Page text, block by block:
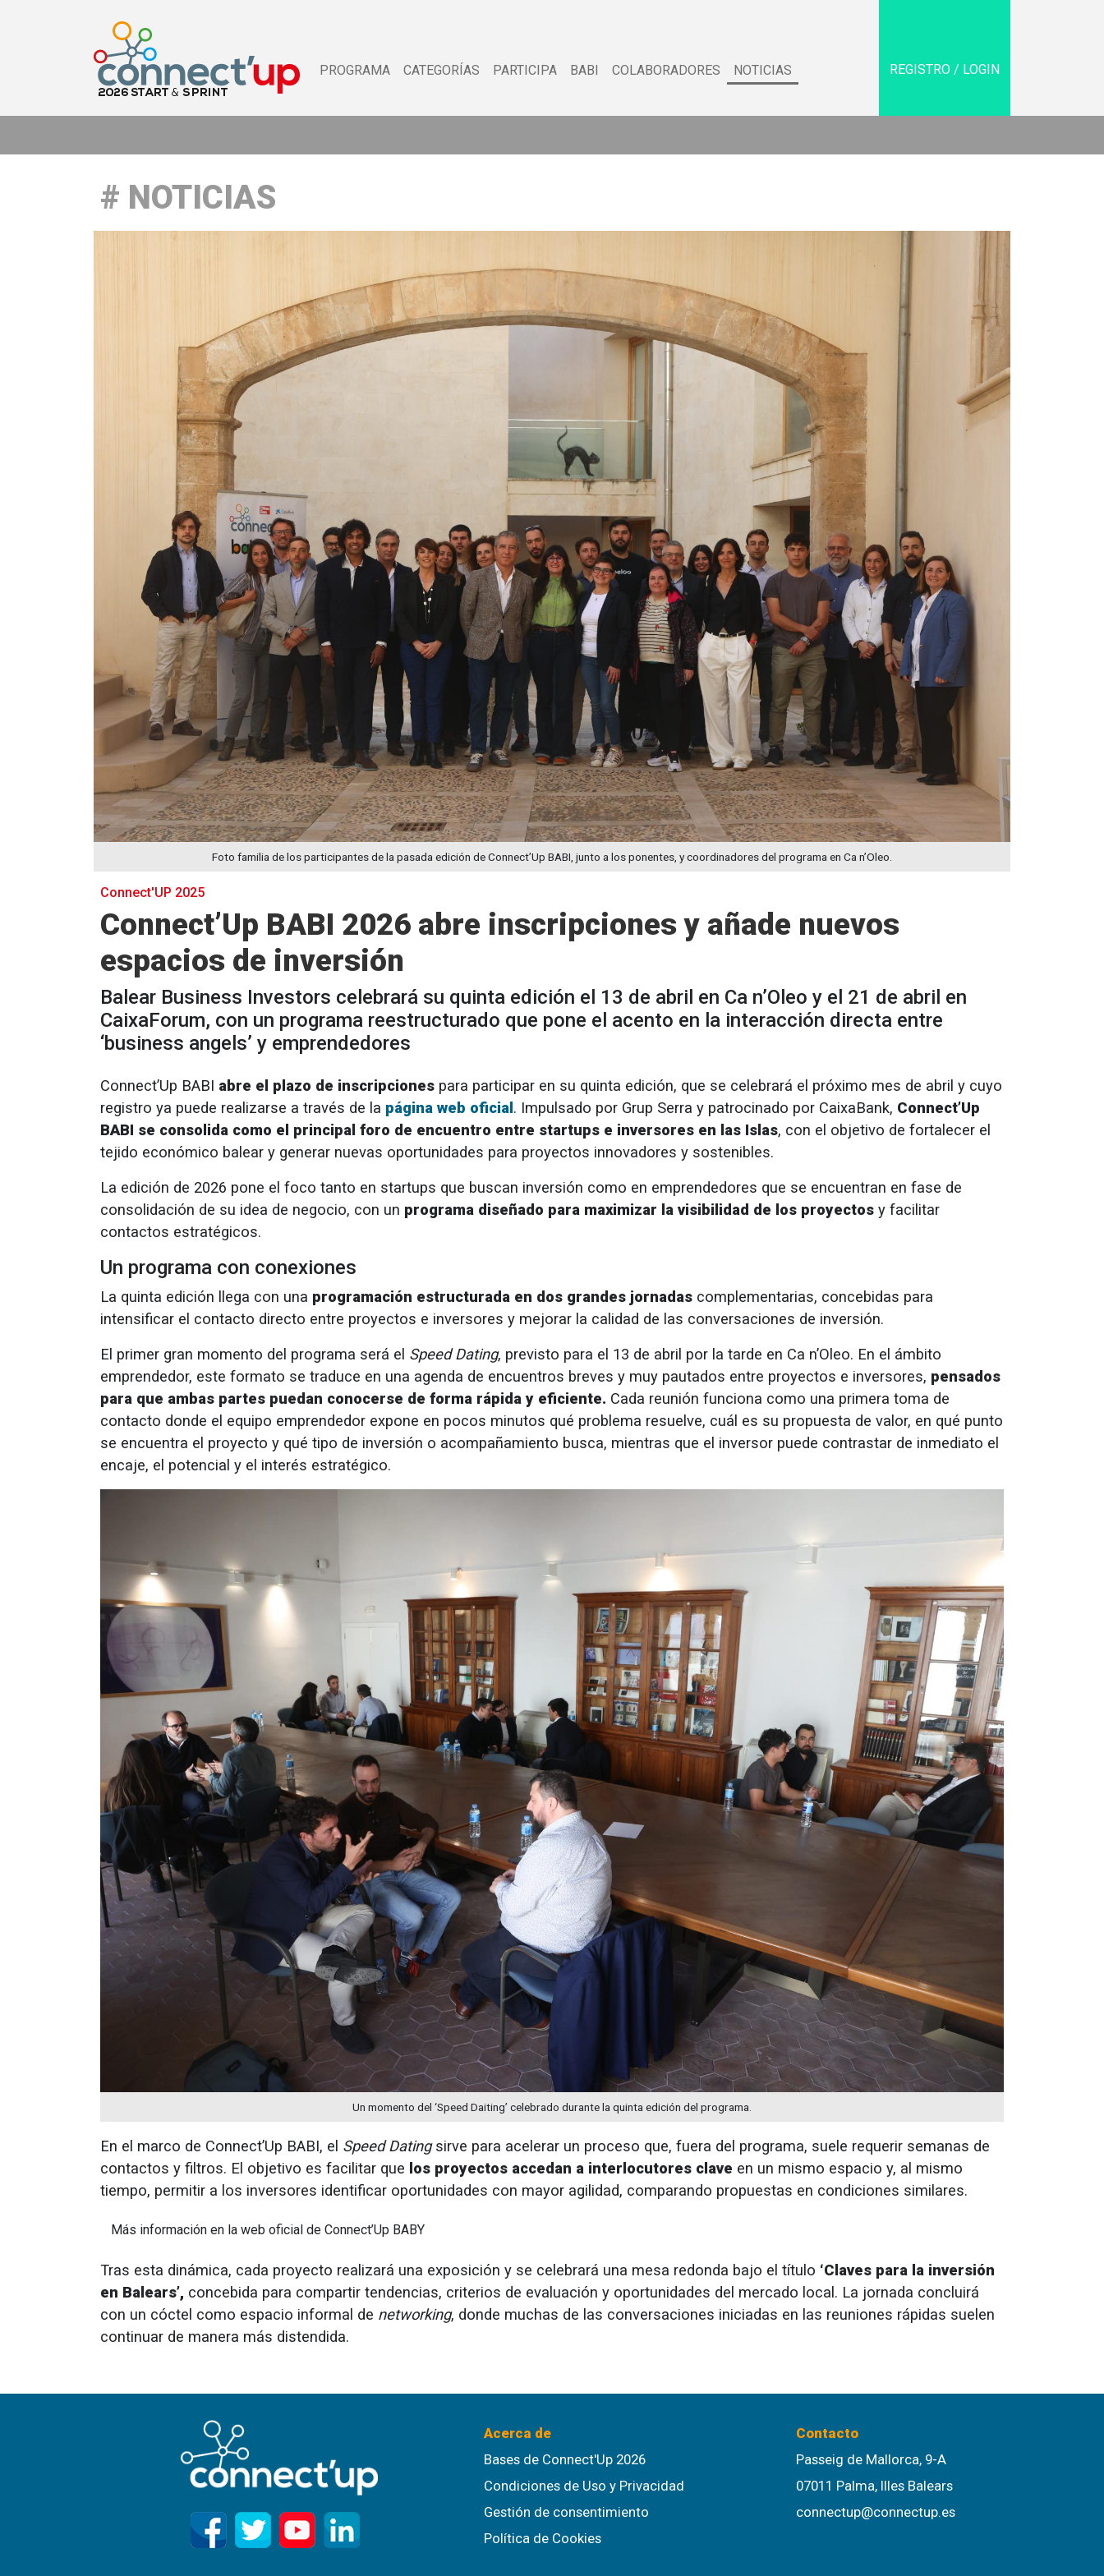
PROGRAMA CATEGORÍAS PARTICIPA BABI COLABORADORES NOTICIAS REGISTRO / LOGIN
NOTICIAS
Foto familia de los participantes de la pasada edición de Connect’Up BABI, junto a los ponentes, y coordinadores del programa en Ca n’Oleo.
Connect'UP 2025
Connect’Up BABI 2026 abre inscripciones y añade nuevos
espacios de inversión
Balear Business Investors celebrará su quinta edición el 13 de abril en Ca n’Oleo y el 21 de abril en
CaixaForum, con un programa reestructurado que pone el acento en la interacción directa entre
‘business angels’ y emprendedores
Connect’Up BABI abre el plazo de inscripciones para participar en su quinta edición, que se celebrará el próximo mes de abril y cuyo
registro ya puede realizarse a través de la página web oficial . Impulsado por Grup Serra y patrocinado por CaixaBank, Connect’Up
BABI se consolida como el principal foro de encuentro entre startups e inversores en las Islas, con el objetivo de fortalecer el
tejido económico balear y generar nuevas oportunidades para proyectos innovadores y sostenibles.
La edición de 2026 pone el foco tanto en startups que buscan inversión como en emprendedores que se encuentran en fase de
consolidación de su idea de negocio, con un programa diseñado para maximizar la visibilidad de los proyectos y facilitar
contactos estratégicos.
Un programa con conexiones
La quinta edición llega con una programación estructurada en dos grandes jornadas complementarias, concebidas para
intensificar el contacto directo entre proyectos e inversores y mejorar la calidad de las conversaciones de inversión.
El primer gran momento del programa será el Speed Dating, previsto para el 13 de abril por la tarde en Ca n’Oleo. En el ámbito
emprendedor, este formato se traduce en una agenda de encuentros breves y muy pautados entre proyectos e inversores, pensados
para que ambas partes puedan conocerse de forma rápida y eficiente. Cada reunión funciona como una primera toma de
contacto donde el equipo emprendedor expone en pocos minutos qué problema resuelve, cuál es su propuesta de valor, en qué punto
se encuentra el proyecto y qué tipo de inversión o acompañamiento busca, mientras que el inversor puede contrastar de inmediato el
encaje, el potencial y el interés estratégico.
Un momento del ‘Speed Daiting’ celebrado durante la quinta edición del programa.
En el marco de Connect’Up BABI, el Speed Datingsirve para acelerar un proceso que, fuera del programa, suele requerir semanas de
contactos y filtros. El objetivo es facilitar que los proyectos accedan a interlocutores clave en un mismo espacio y, al mismo
tiempo, permitir a los inversores identificar oportunidades con mayor agilidad, comparando propuestas en condiciones similares.
Más información en la web oficial de Connect’Up BABY
Tras esta dinámica, cada proyecto realizará una exposición y se celebrará una mesa redonda bajo el título ‘Claves para la inversión
en Balears’, concebida para compartir tendencias, criterios de evaluación y oportunidades del mercado local. La jornada concluirá
con un cóctel como espacio informal de networking, donde muchas de las conversaciones iniciadas en las reuniones rápidas suelen
continuar de manera más distendida.
Acerca de
Bases de Connect'Up 2026
Condiciones de Uso y Privacidad
Gestión de consentimiento
Política de Cookies
Contacto
Passeig de Mallorca, 9-A
07011 Palma, Illes Balears
connectup@connectup.es